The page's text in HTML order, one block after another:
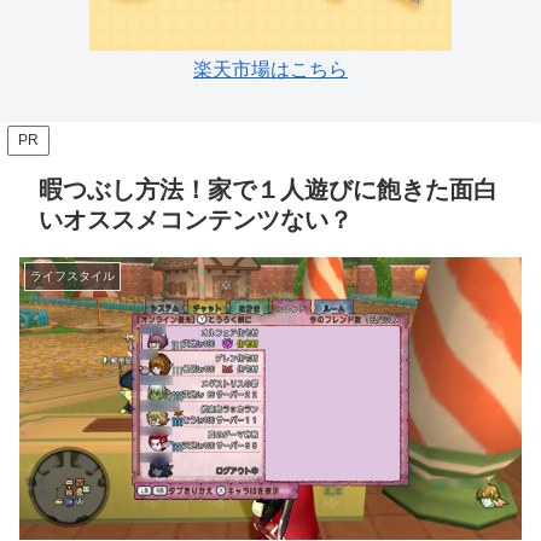
楽天市場はこちら
PR
暇つぶし方法！家で１人遊びに飽きた面白
いオススメコンテンツない？
ライフスタイル